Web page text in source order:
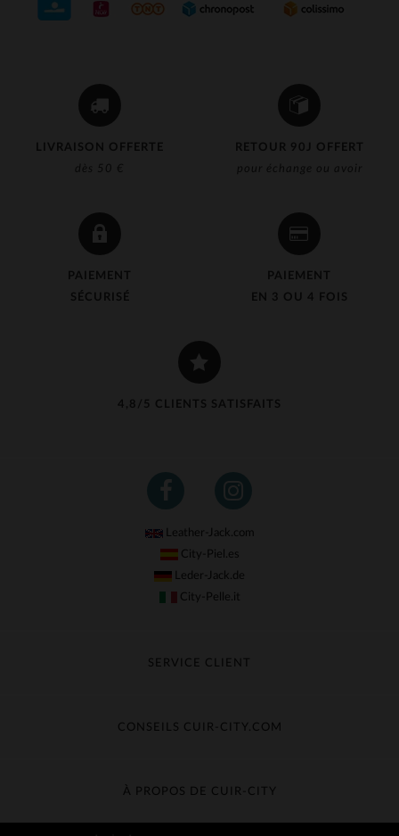
LIVRAISON OFFERTE
dès 50 €
RETOUR 90J OFFERT
pour échange ou avoir
PAIEMENT
SÉCURISÉ
PAIEMENT
EN 3 OU 4 FOIS
4,8/5 CLIENTS SATISFAITS
Leather-Jack.com
City-Piel.es
Leder-Jack.de
City-Pelle.it
SERVICE CLIENT
Échange & Remboursement
Contacter le service client
CONSEILS CUIR-CITY.COM
Guide des matières
À PROPOS DE CUIR-CITY